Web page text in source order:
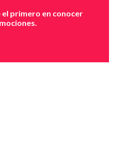
primero en conocer